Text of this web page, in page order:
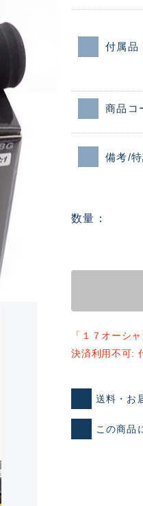
ランクとは？
付属品
商品コ
備考/
数量
「１７オーシ
決済利用不可:
送料・お
この商品